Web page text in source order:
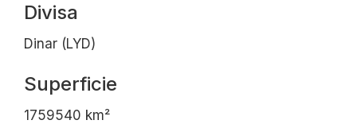
Divisa
Dinar (LYD)
Superficie
1759540 km²